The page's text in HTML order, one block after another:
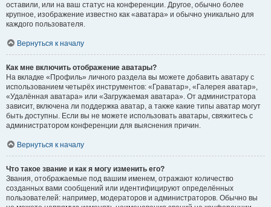
оставили, или на ваш статус на конференции. Другое, обычно более
крупное, изображение известно как «аватара» и обычно уникально для
каждого пользователя.
Вернуться к началу
Как мне включить отображение аватары?
На вкладке «Профиль» личного раздела вы можете добавить аватару с
использованием четырёх инструментов: «Граватар», «Галерея аватар»,
«Удалённая аватара» или «Загружаемая аватара». От администратора
зависит, включена ли поддержка аватар, а также какие типы аватар могут
быть доступны. Если вы не можете использовать аватары, свяжитесь с
администратором конференции для выяснения причин.
Вернуться к началу
Что такое звание и как я могу изменить его?
Звания, отображаемые под вашим именем, отражают количество
созданных вами сообщений или идентифицируют определённых
пользователей: например, модераторов и администраторов. Обычно вы